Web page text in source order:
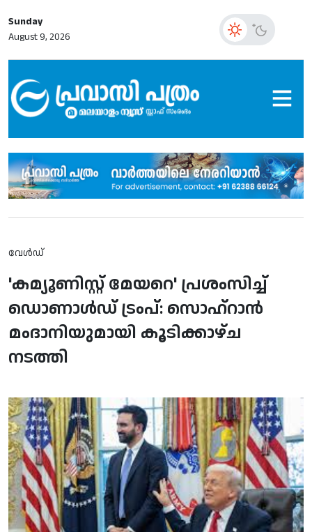
Sunday
August 9, 2026
വേള്‍ഡ്
'കമ്യൂണിസ്റ്റ് മേയറെ' പ്രശംസിച്ച്
ഡൊണാള്‍ഡ് ട്രംപ്: സൊഹ്റാന്‍
മംദാനിയുമായി കൂടിക്കാഴ്ച
നടത്തി